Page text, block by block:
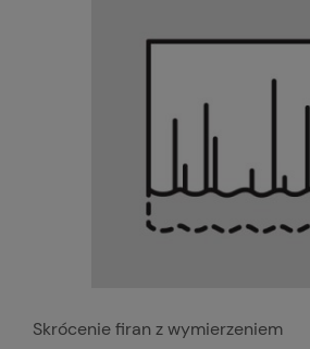
Skrócenie firan z wymierzeniem